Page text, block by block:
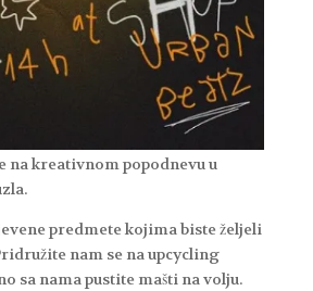
na kreativnom popodnevu u
predmete kojima biste željeli
nam se na upcycling
sa nama pustite mašti na volju.